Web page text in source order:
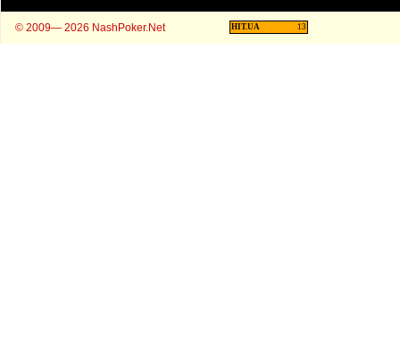
© 2009— 2026 NashPoker.Net HIT.UA 13